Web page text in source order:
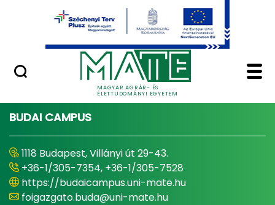
Ugrás a fő tartalomhoz
MAGYAR AGRÁR- ÉS
ÉLETTUDOMÁNYI EGYETEM
Minőségügy
Home - Magyar
BUDAI CAMPUS
1118 Budapest, Villányi út 29-43.
+36-1/305-7354, +36-1/305-7528
https://budaicampus.uni-mate.hu
foigazgato.buda@uni-mate.hu